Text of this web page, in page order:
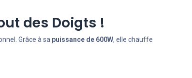
des Doigts !
Grâce à sa puissance de 600W, elle chauffe